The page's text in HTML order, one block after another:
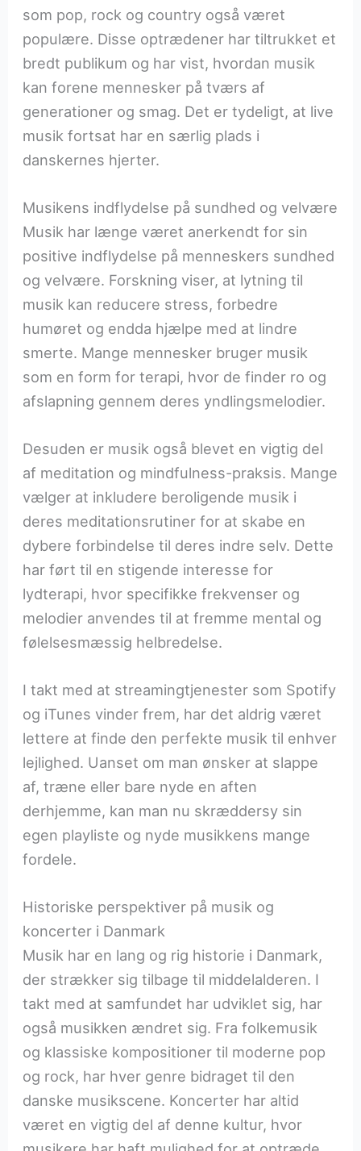
som pop, rock og country også været
populære. Disse optrædener har tiltrukket et
bredt publikum og har vist, hvordan musik
kan forene mennesker på tværs af
generationer og smag. Det er tydeligt, at live
musik fortsat har en særlig plads i
danskernes hjerter.
Musikens indflydelse på sundhed og velvære
Musik har længe været anerkendt for sin
positive indflydelse på menneskers sundhed
og velvære. Forskning viser, at lytning til
musik kan reducere stress, forbedre
humøret og endda hjælpe med at lindre
smerte. Mange mennesker bruger musik
som en form for terapi, hvor de finder ro og
afslapning gennem deres yndlingsmelodier.
Desuden er musik også blevet en vigtig del
af meditation og mindfulness-praksis. Mange
vælger at inkludere beroligende musik i
deres meditationsrutiner for at skabe en
dybere forbindelse til deres indre selv. Dette
har ført til en stigende interesse for
lydterapi, hvor specifikke frekvenser og
melodier anvendes til at fremme mental og
følelsesmæssig helbredelse.
I takt med at streamingtjenester som Spotify
og iTunes vinder frem, har det aldrig været
lettere at finde den perfekte musik til enhver
lejlighed. Uanset om man ønsker at slappe
af, træne eller bare nyde en aften
derhjemme, kan man nu skræddersy sin
egen playliste og nyde musikkens mange
fordele.
Historiske perspektiver på musik og
koncerter i Danmark
Musik har en lang og rig historie i Danmark,
der strækker sig tilbage til middelalderen. I
takt med at samfundet har udviklet sig, har
også musikken ændret sig. Fra folkemusik
og klassiske kompositioner til moderne pop
og rock, har hver genre bidraget til den
danske musikscene. Koncerter har altid
været en vigtig del af denne kultur, hvor